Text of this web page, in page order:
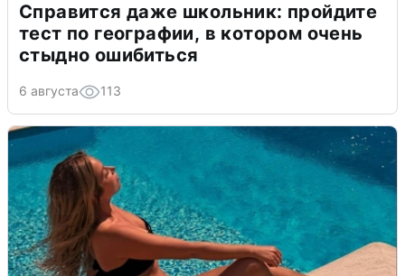
Справится даже школьник: пройдите
тест по географии, в котором очень
стыдно ошибиться
6 августа 113